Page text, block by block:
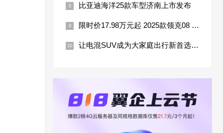
比亚迪海洋25款车型济南上市发布
限时价17.98万元起 2025款领克08 EM-P正式上市
让电混SUV成为大家庭出行新首选，捷途山海L7全国上市!